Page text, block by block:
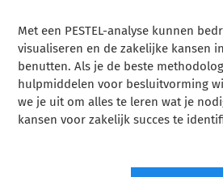
Met een PESTEL-analyse kunnen
visualiseren en de zakelijke kansen
benutten. Als je de beste
hulpmiddelen voor besluitvorming
we je uit om alles te leren wat je
kansen voor zakelijk succes te